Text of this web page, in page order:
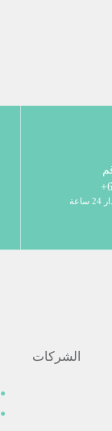
الشركات